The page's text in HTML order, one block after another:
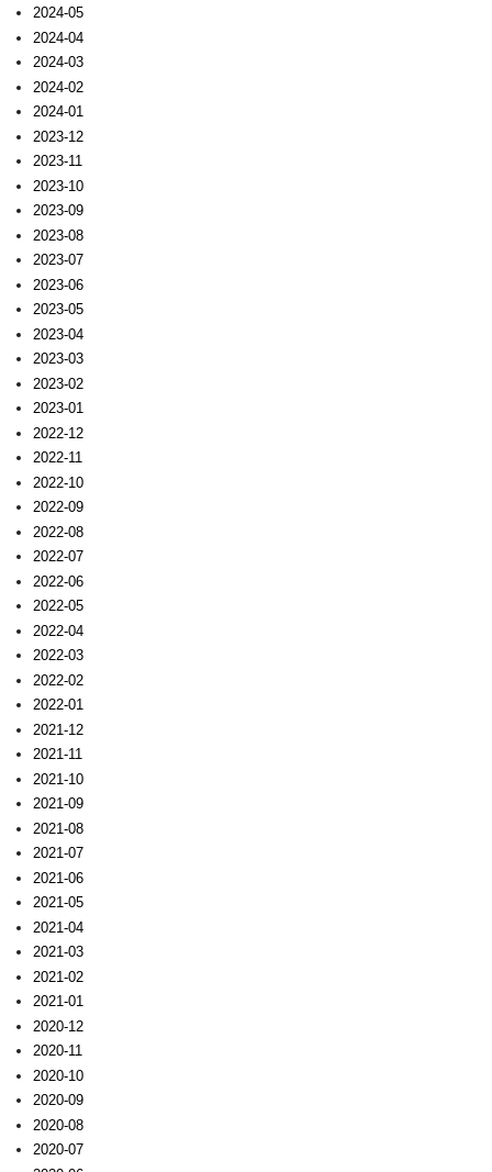
2024-05
2024-04
2024-03
2024-02
2024-01
2023-12
2023-11
2023-10
2023-09
2023-08
2023-07
2023-06
2023-05
2023-04
2023-03
2023-02
2023-01
2022-12
2022-11
2022-10
2022-09
2022-08
2022-07
2022-06
2022-05
2022-04
2022-03
2022-02
2022-01
2021-12
2021-11
2021-10
2021-09
2021-08
2021-07
2021-06
2021-05
2021-04
2021-03
2021-02
2021-01
2020-12
2020-11
2020-10
2020-09
2020-08
2020-07